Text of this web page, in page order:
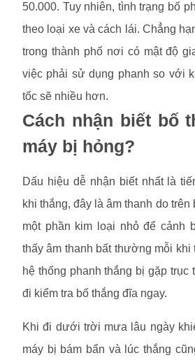
50.000. Tuy nhiên, tình trạng bố
theo loại xe và cách lái. Chẳng
trong thành phố nơi có mật độ
việc phải sử dụng phanh so với
tốc sẽ nhiều hơn.
Cách nhận biết bố
máy bị hỏng?
Dấu hiệu dễ nhận biết nhất là
khi thắng, đây là âm thanh do trên
một phần kim loại nhỏ để cảnh
thấy âm thanh bất thường mỗi khi
hệ thống phanh thắng bị gặp trục
đi kiểm tra bố thắng đĩa ngay.
Khi đi dưới trời mưa lâu ngày
máy bị bám bẩn và lúc thắng